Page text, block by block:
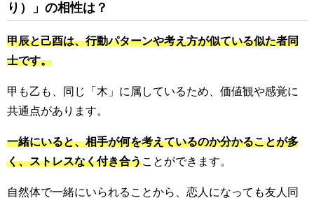
り）」の相性は？
甲辰と己酉は、行動パターンや考え方が似ている似た者同
士です。
甲も乙も、同じ「木」に属しているため、価値観や感覚に
共通点があります。
一緒にいると、相手が何を考えているのか分かることが多
く、ストレスなく付き合う ことができます。
自然体で一緒にいられることから、恋人になっても友人同